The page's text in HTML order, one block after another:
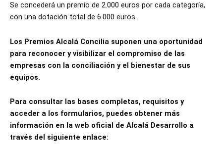
Se concederá un premio de 2.000 euros por cada categoría,
con una dotación total de 6.000 euros.
Los Premios Alcalá Concilia suponen una oportunidad
para reconocer y visibilizar el compromiso de las
empresas con la conciliación y el bienestar de sus
equipos.
Para consultar las bases completas, requisitos y
acceder a los formularios, puedes obtener más
información en la web oficial de Alcalá Desarrollo a
través del siguiente enlace: